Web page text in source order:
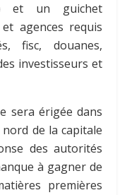
et un guichet
agences requis
fisc, douanes,
investisseurs et
sera érigée dans
de la capitale
des autorités
à gagner de
premières